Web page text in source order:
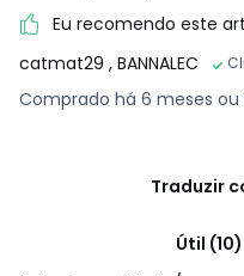
Eu recomendo este
catmat29 , BANNALEC
Comprado há 6 meses ou
Traduzir
Útil (10)